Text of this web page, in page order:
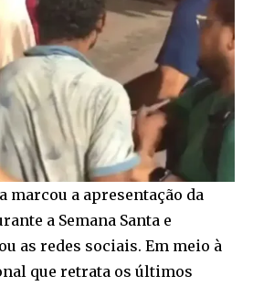
marcou a apresentação da
a Semana Santa e
as redes sociais. Em meio à
que retrata os últimos